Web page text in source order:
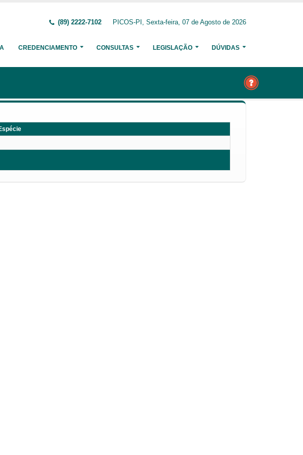
(89) 2222-7102 PICOS-PI, Sexta-feira, 07 de Agosto de 2026
CREDENCIAMENTO CONSULTAS LEGISLAÇÃO DÚVIDAS